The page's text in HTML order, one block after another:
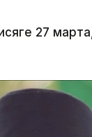
27